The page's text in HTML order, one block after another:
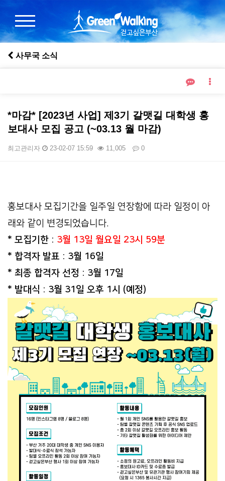
사무국 소식
*마감* [2023년 사업] 제3기 갈맷길 대학생 홍
보대사 모집 공고 (~03.13 월 마감)
최고관리자 23-02-07 15:59 11,005 0
홍보대사 모집기간을 일주일 연장함에 따라 일정이 아
래와 같이 변경되었습니다.
* 모집기한 : 3월 13일 월요일 23시 59분
* 합격자 발표 : 3월 16일
* 최종 합격자 선정 : 3월 17일
* 발대식 : 3월 31일 오후 1시 (예정)